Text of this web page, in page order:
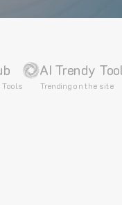
Tools
AI Trendy
Trending on the site